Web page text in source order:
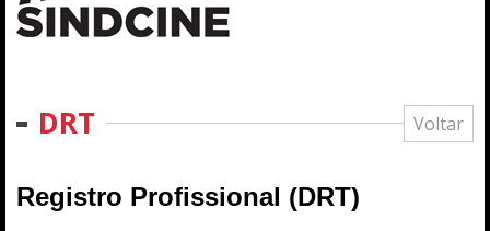
Voltar
DRT
Registro Profissional (DRT)